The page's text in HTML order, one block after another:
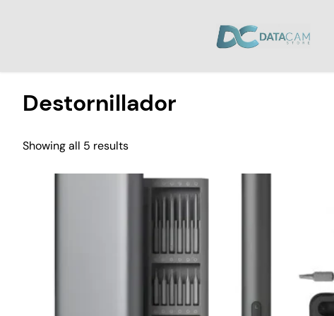
Destornillador
Showing all 5 results